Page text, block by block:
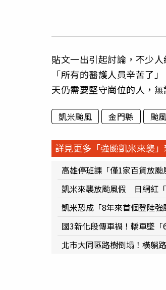
貼文一出引起討論，不少
「所有的醫護人員辛苦了
天仍需要堅守崗位的人，
凱米颱風 金門縣 颱
詳見更多「強颱凱米來襲
高雄停班課「僅1家百貨放
凱米來襲放颱風假 日網紅
凱米恐成「8年來首個登陸
國3新化段傳車禍！轎車墜
北市大同區路樹倒塌！橫躺